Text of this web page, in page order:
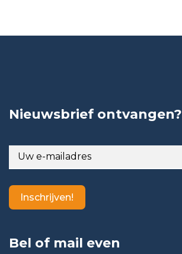
Nieuwsbrief ontvangen?
Inschrijven!
Bel of mail even